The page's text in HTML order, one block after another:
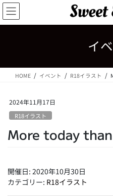
コ
ン
テ
ス
ナ
ビ
ゲ
ン
イ
HOME イベント R18イラスト
2024年11月17日
R18イラスト
More today
開催日: 2020年10月30日
カテゴリー: R18イラスト